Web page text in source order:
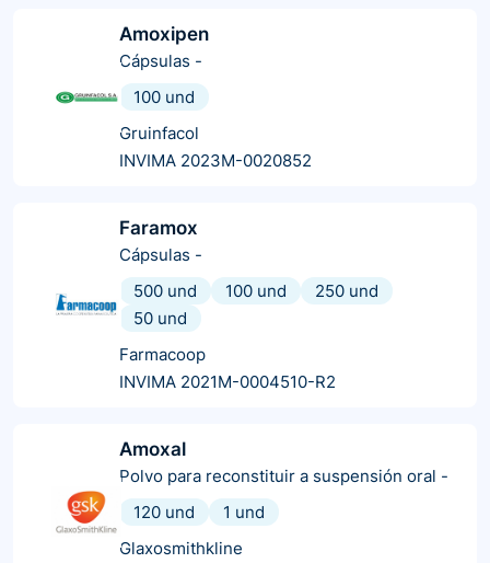
Amoxipen
Cápsulas -
100 und
Gruinfacol
INVIMA 2023M-0020852
Faramox
Cápsulas -
500 und
100 und
250 und
50 und
Farmacoop
INVIMA 2021M-0004510-R2
Amoxal
Polvo para reconstituir a suspensión oral -
120 und
1 und
Glaxosmithkline